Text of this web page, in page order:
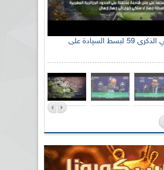
الإذاعة الجزائرية تحي الذكرى 59 لبسط السيادة على